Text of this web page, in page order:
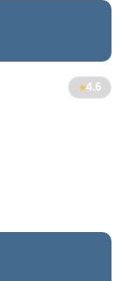
4.6